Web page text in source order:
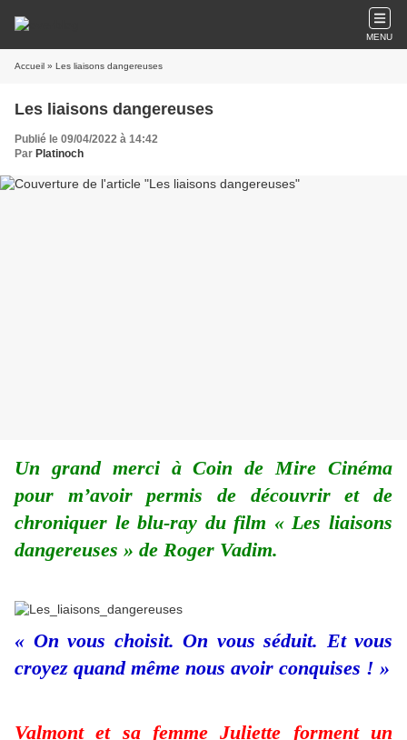
MENU
Accueil » Les liaisons dangereuses
Les liaisons dangereuses
Publié le 09/04/2022 à 14:42
Par Platinoch
Un grand merci à Coin de Mire Cinéma
pour m’avoir permis de découvrir et de
chroniquer le blu-ray du film « Les liaisons
dangereuses » de Roger Vadim.
« On vous choisit. On vous séduit. Et vous
croyez quand même nous avoir conquises ! »
Valmont et sa femme Juliette forment un